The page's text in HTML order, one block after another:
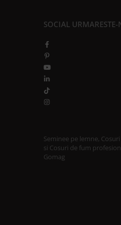
BLATURI DE LUCRU
ACCESORII GRATARE
USTENSILE GATIT GRATAR
TERASĂ ȘI GRĂDINĂ
VETRE FOC EXTERIOR
INCALZITOARE TERASA CU GAZ
SOBE DE EXTERIOR
BUCĂTĂRII EXTERIOARE
SOCIAL
Seminee pe lemne,
si Cosuri de fum
Gomag